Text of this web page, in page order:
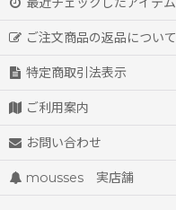
ご注文商品の返品について
特定商取引法表示
ご利用案内
お問い合わせ
mousses 実店舗